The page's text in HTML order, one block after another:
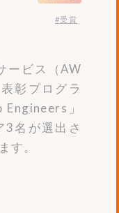
#受賞
ービス（AW
彰プログラ
」
3名が選出さ
す。